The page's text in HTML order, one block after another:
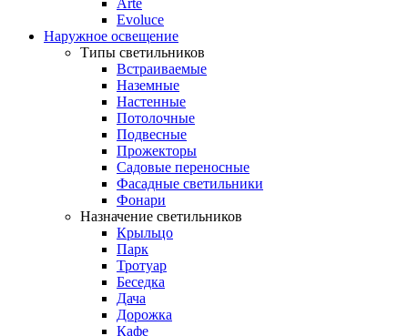
Arte
Evoluce
Наружное освещение
Типы светильников
Встраиваемые
Наземные
Настенные
Потолочные
Подвесные
Прожекторы
Садовые переносные
Фасадные светильники
Фонари
Назначение светильников
Крыльцо
Парк
Тротуар
Беседка
Дача
Дорожка
Кафе